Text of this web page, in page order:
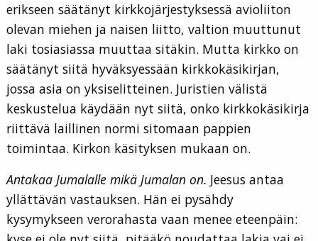
erikseen säätänyt kirkkojärjestyksessä avioliiton
olevan miehen ja naisen liitto, valtion muuttunut
laki tosiasiassa muuttaa sitäkin. Mutta kirkko on
säätänyt siitä hyväksyessään kirkkokäsikirjan,
jossa asia on yksiselitteinen. Juristien välistä
keskustelua käydään nyt siitä, onko kirkkokäsikirja
riittävä laillinen normi sitomaan pappien
toimintaa. Kirkon käsityksen mukaan on.
Antakaa Jumalalle mikä Jumalan on. Jeesus antaa
yllättävän vastauksen. Hän ei pysähdy
kysymykseen verorahasta vaan menee eteenpäin: